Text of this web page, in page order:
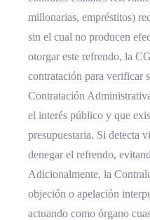
millonarias, empréstitos)
sin el cual no producen
otorgar este refrendo, la
contratación para verificar
Contratación
el interés público y que
presupuestaria. Si detecta
denegar el refrendo,
Adicionalmente, la
objeción o apelación
actuando como órgano